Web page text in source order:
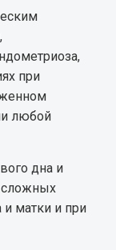
при
любой
дна и
сложных
и матки и при